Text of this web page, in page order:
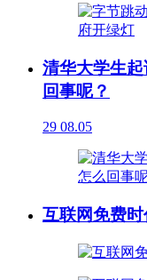
清华大学生
回事呢？
29 08.05
互联网免费